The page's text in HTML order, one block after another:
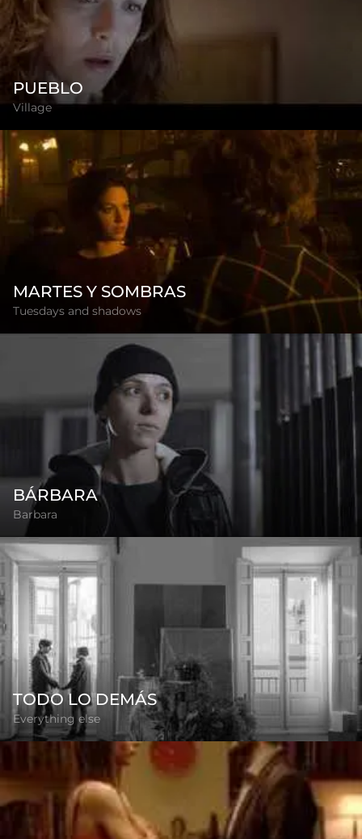
PUEBLO
Village
MARTES Y SOMBRAS
Tuesdays and shadows
BÁRBARA
Barbara
TODO LO DEMÁS
Everything else